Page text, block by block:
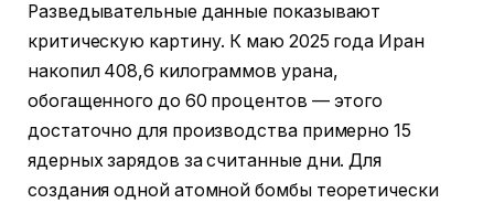
Разведывательные данные показывают
критическую картину. К маю 2025 года Иран
накопил 408,6 килограммов урана,
обогащенного до 60 процентов — этого
достаточно для производства примерно 15
ядерных зарядов за считанные дни. Для
создания одной атомной бомбы теоретически